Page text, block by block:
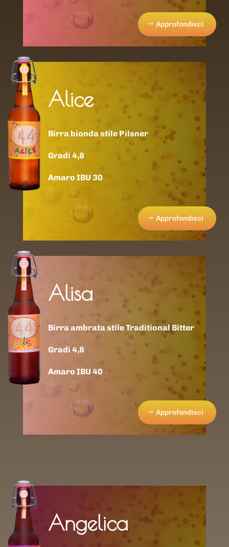
Approfondisci
Alice
Birra bionda stile Pilsner
Gradi 4,8
Amaro IBU 30
Approfondisci
Alisa
Birra ambrata stile Traditional Bitter
Gradi 4,8
Amaro IBU 40
Approfondisci
Angelica